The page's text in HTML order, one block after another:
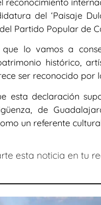
del ‘Paisaje
Partido Popular de
que lo vamos a
histórico,
ser reconocido por
esta declaración
de
un referente
esta noticia en tu